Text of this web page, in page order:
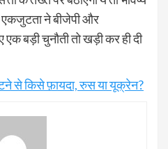
एकजुटता ने बीजेपी और
एक बड़ी चुनौती तो खड़ी कर ही दी
से किसे फ़ायदा, रुस या यूक्रेन?